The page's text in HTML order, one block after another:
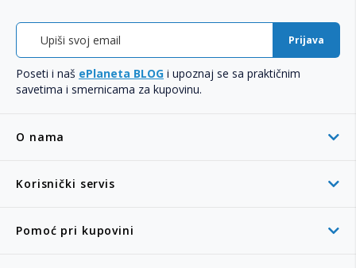
O nama
Korisnički servis
Pomoć pri kupovini
Prijava
Poseti i naš ePlaneta BLOG i upoznaj se sa praktičnim
savetima i smernicama za kupovinu.